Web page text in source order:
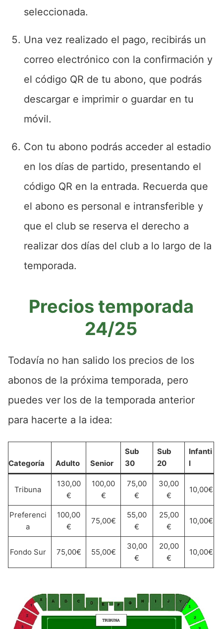
seleccionada.
Una vez realizado el pago, recibirás un
correo electrónico con la confirmación y
el código QR de tu abono, que podrás
descargar e imprimir o guardar en tu
móvil.
Con tu abono podrás acceder al estadio
en los días de partido, presentando el
código QR en la entrada. Recuerda que
el abono es personal e intransferible y
que el club se reserva el derecho a
realizar dos días del club a lo largo de la
temporada.
Precios temporada
24/25
Todavía no han salido los precios de los
abonos de la próxima temporada, pero
puedes ver los de la temporada anterior
para hacerte a la idea:
Categoría Adulto Senior
Sub
30
Sub
20
Infanti
l
Tribuna
130,00
€
100,00
€
75,00
€
30,00
€
10,00€
Preferenci
a
100,00
€
75,00€
55,00
€
25,00
€
10,00€
Fondo Sur 75,00€ 55,00€
30,00
€
20,00
€
10,00€